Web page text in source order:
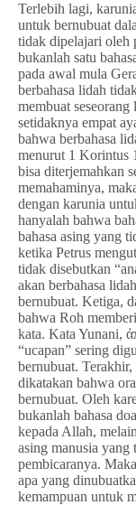
Terlebih lagi,
untuk bernubuat
tidak dipelajari oleh
bukanlah satu
pada awal mula
berbahasa lidah
membuat
setidaknya empat
bahwa berbahasa
menurut 1 Korintus
bisa diterjemahkan
memahaminya,
dengan karunia
hanyalah bahwa
bahasa asing yang
ketika Petrus
tidak disebutkan
akan berbahasa
bernubuat. Ketiga,
bahwa Roh
kata. Kata Yunani,
“ucapan” sering
bernubuat.
dikatakan bahwa
bernubuat. Oleh
bukanlah bahasa
kepada Allah,
asing manusia yang
pembicaranya.
apa yang
kemampuan untuk